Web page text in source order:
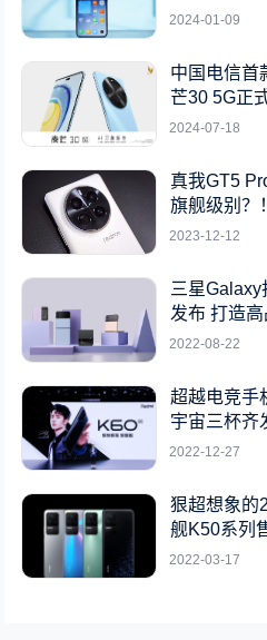
2024-01-09
中国电信
芒30 5G正
2024-07-18
真我GT5
旗舰级别？！
2023-12-12
三星
发布 打造
2022-08-22
超越电竞手
宇宙三杯齐
2022-12-27
狠超想象的
舰K50系列
2022-03-17